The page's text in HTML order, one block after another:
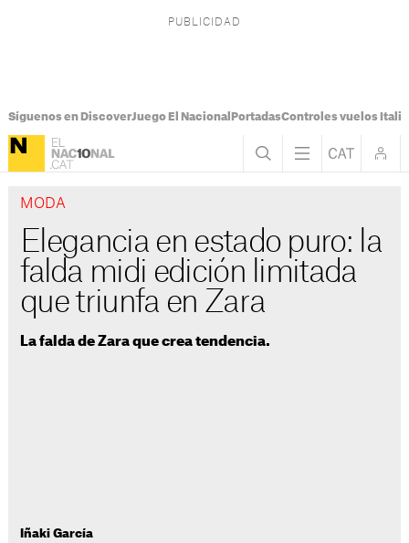
Síguenos en DiscoverJuego El Nacional PortadasControles vuelos Italia
MODA
Elegancia en estado puro: la
falda midi edición limitada
que triunfa en Zara
La falda de Zara que crea tendencia.
Iñaki García